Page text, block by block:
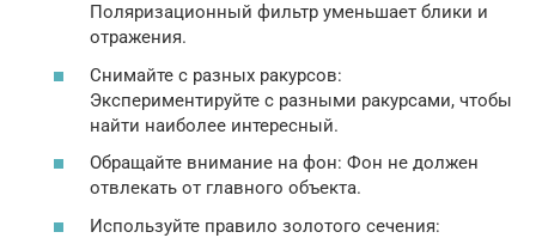
Поляризационный фильтр уменьшает блики и
отражения.
Снимайте с разных ракурсов:
Экспериментируйте с разными ракурсами, чтобы
найти наиболее интересный.
Обращайте внимание на фон: Фон не должен
отвлекать от главного объекта.
Используйте правило золотого сечения: